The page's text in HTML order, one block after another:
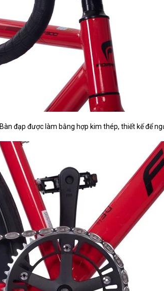
Bàn đạp được làm bằng hợp kim thép, thiết kế để